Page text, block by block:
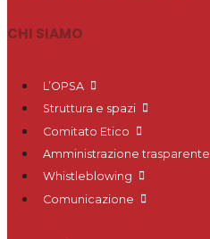
CHI SIAMO
L’OPSA
Struttura e spazi
Comitato Etico
Amministrazione trasparente
Whistleblowing
Comunicazione